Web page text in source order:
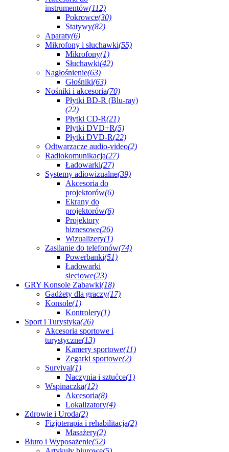
instrumentów(112)
Pokrowce(30)
Statywy(82)
Aparaty(6)
Mikrofony i słuchawki(55)
Mikrofony(1)
Słuchawki(42)
Nagłośnienie(63)
Głośniki(63)
Nośniki i akcesoria(70)
Płytki BD-R (Blu-ray)
(22)
Płytki CD-R(21)
Płytki DVD+R(5)
Płytki DVD-R(22)
Odtwarzacze audio-video(2)
Radiokomunikacja(27)
Ładowarki(27)
Systemy adiowizualne(39)
Akcesoria do
projektorów(6)
Ekrany do
projektorów(6)
Projektory
biznesowe(26)
Wizualizery(1)
Zasilanie do telefonów(74)
Powerbanki(51)
Ładowarki
sieciowe(23)
GRY Konsole Zabawki(18)
Gadżety dla graczy(17)
Konsole(1)
Kontrolery(1)
Sport i Turystyka(26)
Akcesoria sportowe i
turystyczne(13)
Kamery sportowe(11)
Zegarki sportowe(2)
Survival(1)
Naczynia i sztućce(1)
Wspinaczka(12)
Akcesoria(8)
Lokalizatory(4)
Zdrowie i Uroda(2)
Fizjoterapia i rehabilitacja(2)
Masażery(2)
Biuro i Wyposażenie(52)